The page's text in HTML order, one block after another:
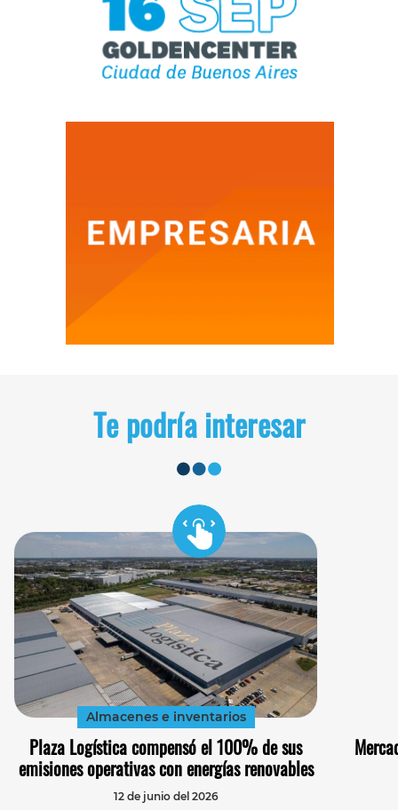
Te podría interesar
Almacenes e inventarios
Plaza Logística compensó el 100% de sus
emisiones operativas con energías renovables
12 de junio del 2026